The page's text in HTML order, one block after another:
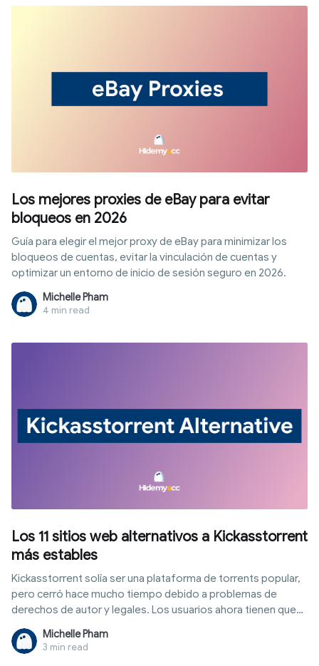
Los mejores proxies de eBay para evitar
bloqueos en 2026
Guía para elegir el mejor proxy de eBay para minimizar los
bloqueos de cuentas, evitar la vinculación de cuentas y
optimizar un entorno de inicio de sesión seguro en 2026.
Michelle Pham
4 min read
Los 11 sitios web alternativos a Kickasstorrent
más estables
Kickasstorrent solía ser una plataforma de torrents popular,
pero cerró hace mucho tiempo debido a problemas de
derechos de autor y legales. Los usuarios ahora tienen que
encontrar una alternativa a Kickasstorrent con bibliotecas
similares que se mantenga estable. Sin embargo, no todos
los sitios web son confiables, ya que muchas páginas espejo
Michelle Pham
3 min read